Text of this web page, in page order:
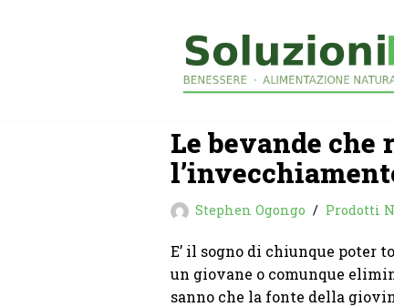
Le bevande che
Stephen Ogongo Prodotti
E’ il sogno di chiunque poter
un giovane o comunque
sanno che la fonte della